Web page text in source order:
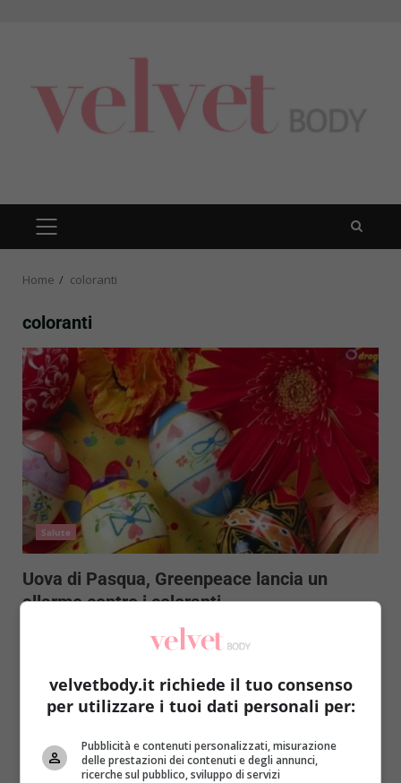
PRIMARY
MENU
Home coloranti
coloranti
Salute
Uova di Pasqua, Greenpeace lancia un
allarme contro i coloranti
23 Marzo 2015
Con la Pasqua alle porte sale l’attesa dei bambini per
le uova e soprattutto per le sorprese....
Read More
velvetbody.it richiede il tuo consenso
per utilizzare i tuoi dati personali per:
Pubblicità e contenuti personalizzati, misurazione
delle prestazioni dei contenuti e degli annunci,
ricerche sul pubblico, sviluppo di servizi